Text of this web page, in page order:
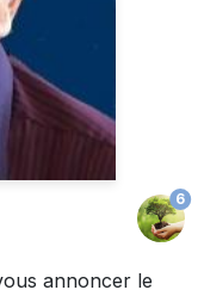
6
annoncer le